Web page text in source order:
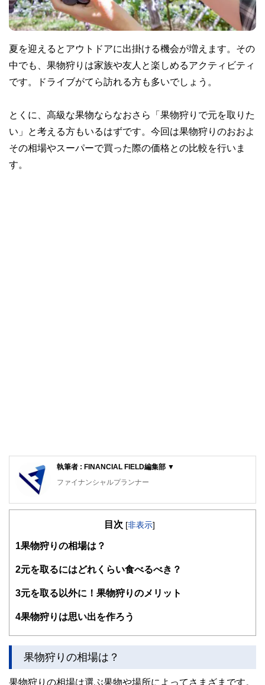
夏を迎えるとアウトドアに出掛ける機会が増えます。その
中でも、果物狩りは家族や友人と楽しめるアクティビティ
です。ドライブがてら訪れる方も多いでしょう。
とくに、高級な果物ならなおさら「果物狩りで元を取りた
い」と考える方もいるはずです。今回は果物狩りのおおよ
その相場やスーパーで買った際の価格との比較を行いま
す。
執筆者 : FINANCIAL FIELD編集部 ▼
ファイナンシャルプランナー
FinancialField編集部は、金融、経済に関する記事を、日々
知識がない方でも理解できるようわかりやすく発信していま
得者を中心に「お金や暮らし」に関する書籍・雑誌の編集経
験者で構成され、企画立案から記事掲載まですべての工程に
護士、税理士、宅地建物取引士、相続診断士、住宅ローンア
かしく感じられる年金や税金、相続、保険、ローンなどの話
をわかりやすく発信している点です。
目次 [非表示]
1 果物狩りの相場は？
2元を取るにはどれくらい食べるべき？
3元を取る以外に！果物狩りのメリット
4果物狩りは思い出を作ろう
果物狩りの相場は？
果物狩りの相場は選ぶ果物や場所によってさまざまです。